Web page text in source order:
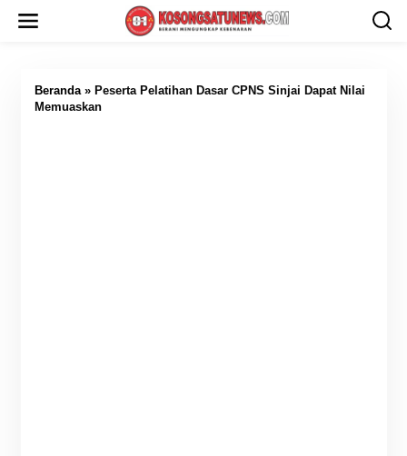
Beranda» Peserta Pelatihan Dasar CPNS Sinjai Dapat Nilai
Memuaskan